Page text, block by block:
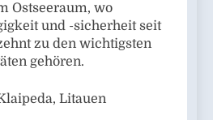
Ostseeraum, wo
und -sicherheit seit
zu den wichtigsten
gehören.
Litauen